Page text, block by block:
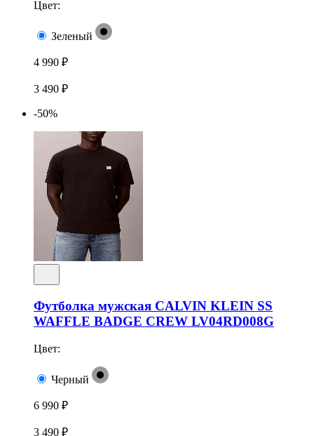
Цвет:
Зеленый
4 990 ₽
3 490 ₽
-50%
Футболка мужская CALVIN KLEIN SS
WAFFLE BADGE CREW LV04RD008G
Цвет:
Черный
6 990 ₽
3 490 ₽